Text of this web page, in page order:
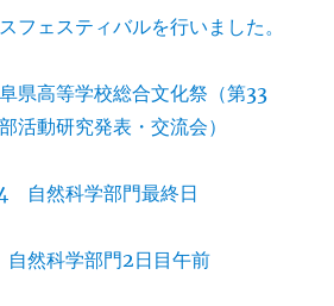
フェスティバルを行いました。
県高等学校総合文化祭（第33
動研究発表・交流会）
自然科学部門最終日
然科学部門2日目午前